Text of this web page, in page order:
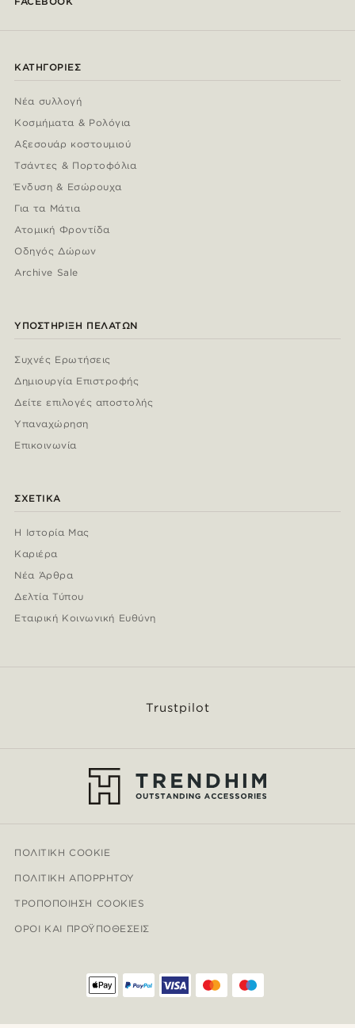
ΚΑΤΗΓΟΡΊΕΣ
Νέα συλλογή
Κοσμήματα & Ρολόγια
Αξεσουάρ κοστουμιού
Τσάντες & Πορτοφόλια
Ένδυση & Εσώρουχα
Για τα Μάτια
Ατομική Φροντίδα
Οδηγός Δώρων
Archive Sale
ΥΠΟΣΤΉΡΙΞΗ ΠΕΛΑΤΏΝ
Συχνές Ερωτήσεις
Δημιουργία Επιστροφής
Δείτε επιλογές αποστολής
Υπαναχώρηση
Επικοινωνία
ΣΧΕΤΙΚΆ
Η Ιστορία Μας
Καριέρα
Νέα Άρθρα
Δελτία Τύπου
Εταιρική Κοινωνική Ευθύνη
Trustpilot
ΠΟΛΙΤΙΚΉ COOKIE
ΠΟΛΙΤΙΚΉ ΑΠΟΡΡΉΤΟΥ
ΤΡΟΠΟΠΟΊΗΣΗ COOKIES
ΌΡΟΙ ΚΑΙ ΠΡΟΫΠΟΘΈΣΕΙΣ